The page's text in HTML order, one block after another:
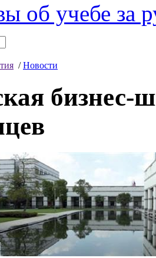
об учебе за
/Новости
бизнес-